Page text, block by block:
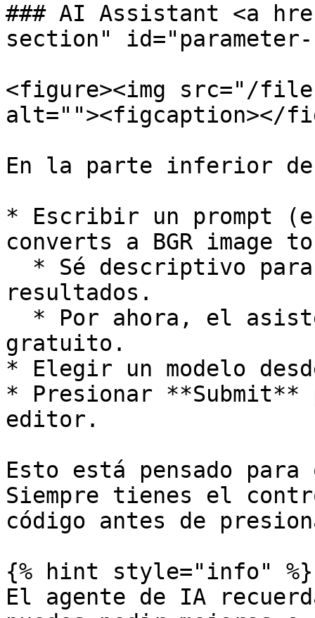
### AI Assistant <a
section"
<figure><img src="/files/
alt=""><figcaption></
En la parte inferior de
* Escribir un prompt
converts a BGR image
resultados.
gratuito.
* Elegir un modelo
* Presionar **Submit**
editor.
Esto está pensado
Siempre tienes el
código antes de
{% hint style="info" %}
El agente de IA